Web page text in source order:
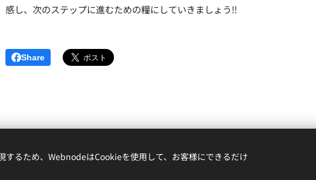
感し、次のステップに進むための糧にしていきましょう‼︎
Share
アノ教室
奈1-15-19
するため、WebnodeはCookieを使用して、お客様にできるだけ